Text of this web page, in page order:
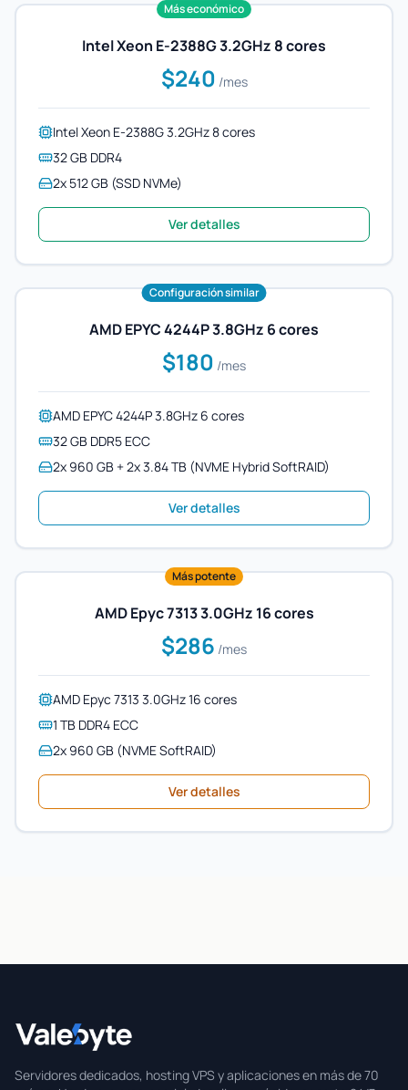
Más económico
Intel Xeon E-2388G 3.2GHz 8 cores
$240 /mes
Intel Xeon E-2388G 3.2GHz 8 cores
32 GB DDR4
2x 512 GB (SSD NVMe)
Ver detalles
Configuración similar
AMD EPYC 4244P 3.8GHz 6 cores
$180 /mes
AMD EPYC 4244P 3.8GHz 6 cores
32 GB DDR5 ECC
2x 960 GB + 2x 3.84 TB (NVME Hybrid SoftRAID)
Ver detalles
Más potente
AMD Epyc 7313 3.0GHz 16 cores
$286 /mes
AMD Epyc 7313 3.0GHz 16 cores
1 TB DDR4 ECC
2x 960 GB (NVME SoftRAID)
Ver detalles
Servidores dedicados, hosting VPS y aplicaciones en más de 70